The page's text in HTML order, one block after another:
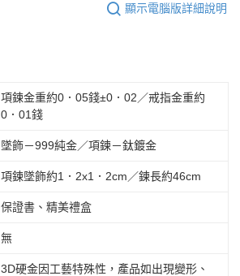
顯示電腦版詳細說明
項鍊金重約0．05錢±0．02／戒指金重約
0．01錢
墜飾－999純金／項鍊－鈦鍍金
項鍊墜飾約1．2x1．2cm／鍊長約46cm
保證書、精美禮盒
無
3D硬金因工藝特殊性，產品如出現變形、